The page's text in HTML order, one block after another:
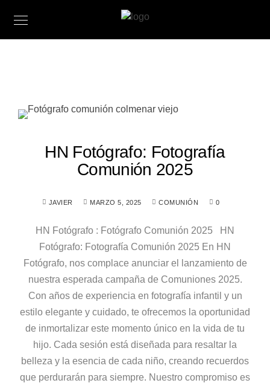
HN Fotógrafo: Fotografía
Comunión 2025
JAVIER MARZO 5, 2025 COMUNIÓN 0
HN Fotógrafo : Fotógrafo Comunión 2025 HN
Fotógrafo: Fotografía Comunión 2025 En HN
Fotógrafo, nos complace anunciar el lanzamiento de
nuestra esperada campaña de Comuniones 2025.
Con años de experiencia en fotografía infantil y un
estilo elegante y cuidado, te ofrecemos la oportunidad
de inmortalizar este momento único en la vida de tu
hijo. Cada sesión está diseñada para resaltar la
belleza y la esencia de cada niño, creando recuerdos
que perdurarán para siempre. Nuestro compromiso es